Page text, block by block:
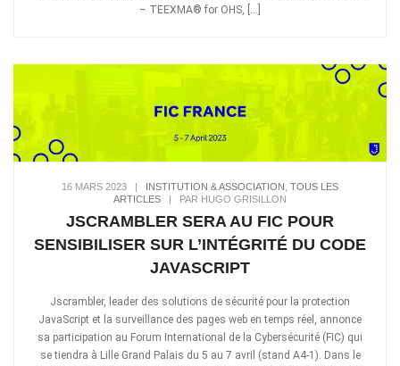
– TEEXMA® for OHS, […]
16 MARS 2023 INSTITUTION & ASSOCIATION
TOUS LES
ARTICLES
PAR HUGO GRISILLON
JSCRAMBLER SERA AU FIC POUR
SENSIBILISER SUR L’INTÉGRITÉ DU CODE
JAVASCRIPT
Jscrambler, leader des solutions de sécurité pour la protection
JavaScript et la surveillance des pages web en temps réel, annonce
sa participation au Forum International de la Cybersécurité (FIC) qui
se tiendra à Lille Grand Palais du 5 au 7 avril (stand A4-1). Dans le